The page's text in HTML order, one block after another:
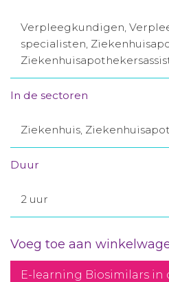
Verpleegkundigen,
specialisten,
In de sectoren
Ziekenhuis,
Duur
2 uur
Voeg toe aan
E-learning Biosimilars in